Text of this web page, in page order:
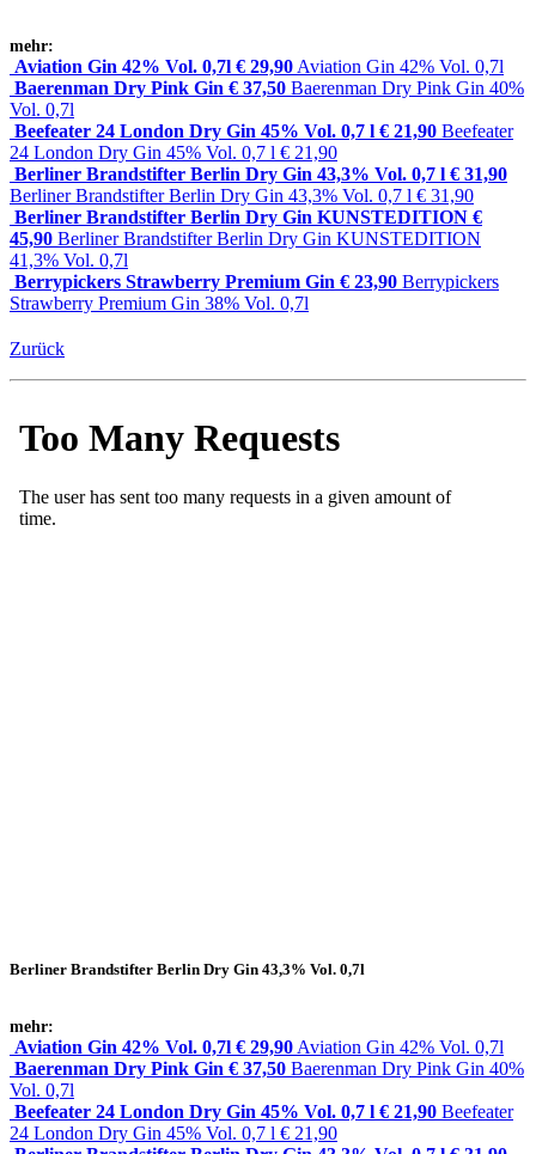
mehr:
Aviation Gin 42% Vol. 0,7l € 29,90 Aviation Gin 42% Vol. 0,7l
Baerenman Dry Pink Gin € 37,50 Baerenman Dry Pink Gin 40%
Vol. 0,7l
Beefeater 24 London Dry Gin 45% Vol. 0,7 l € 21,90 Beefeater
24 London Dry Gin 45% Vol. 0,7 l € 21,90
Berliner Brandstifter Berlin Dry Gin 43,3% Vol. 0,7 l € 31,90
Berliner Brandstifter Berlin Dry Gin 43,3% Vol. 0,7 l € 31,90
Berliner Brandstifter Berlin Dry Gin KUNSTEDITION €
45,90 Berliner Brandstifter Berlin Dry Gin KUNSTEDITION
41,3% Vol. 0,7l
Berrypickers Strawberry Premium Gin € 23,90 Berrypickers
Strawberry Premium Gin 38% Vol. 0,7l
Zurück
Berliner Brandstifter Berlin Dry Gin 43,3% Vol. 0,7l
mehr:
Aviation Gin 42% Vol. 0,7l € 29,90 Aviation Gin 42% Vol. 0,7l
Baerenman Dry Pink Gin € 37,50 Baerenman Dry Pink Gin 40%
Vol. 0,7l
Beefeater 24 London Dry Gin 45% Vol. 0,7 l € 21,90 Beefeater
24 London Dry Gin 45% Vol. 0,7 l € 21,90